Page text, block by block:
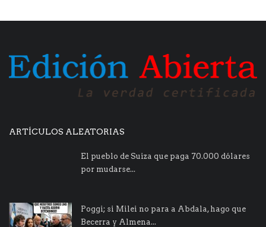
ARTÍCULOS ALEATORIAS
El pueblo de Suiza que paga 70.000 dólares
por mudarse...
Poggi; si Milei no para a Abdala, hago que
Becerra y Almena...